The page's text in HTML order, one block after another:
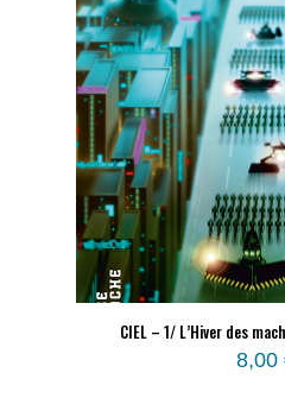
CIEL – 1/ L’Hiver des
8,00